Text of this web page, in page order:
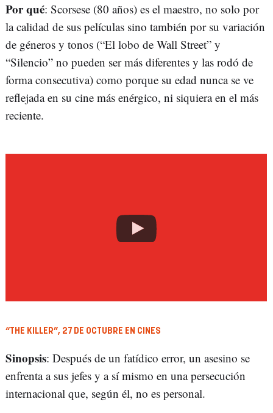
Por qué: Scorsese (80 años) es el maestro, no solo por
la calidad de sus películas sino también por su variación
de géneros y tonos (“El lobo de Wall Street” y
“Silencio” no pueden ser más diferentes y las rodó de
forma consecutiva) como porque su edad nunca se ve
reflejada en su cine más enérgico, ni siquiera en el más
reciente.
“THE KILLER”, 27 DE OCTUBRE EN CINES
Sinopsis: Después de un fatídico error, un asesino se
enfrenta a sus jefes y a sí mismo en una persecución
internacional que, según él, no es personal.